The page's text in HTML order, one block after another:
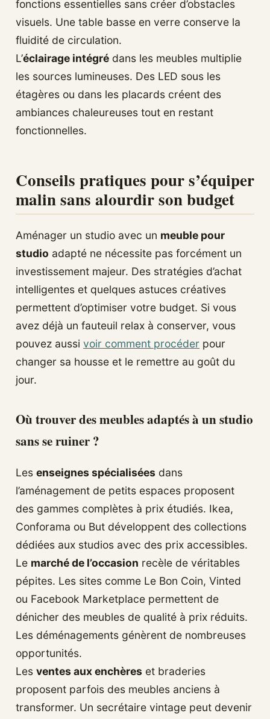
fonctions essentielles sans créer d’obstacles
visuels. Une table basse en verre conserve la
fluidité de circulation.
L’éclairage intégré dans les meubles multiplie
les sources lumineuses. Des LED sous les
étagères ou dans les placards créent des
ambiances chaleureuses tout en restant
fonctionnelles.
Conseils pratiques pour s’équiper
malin sans alourdir son budget
Aménager un studio avec un meuble pour
studio adapté ne nécessite pas forcément un
investissement majeur. Des stratégies d’achat
intelligentes et quelques astuces créatives
permettent d’optimiser votre budget. Si vous
avez déjà un fauteuil relax à conserver, vous
pouvez aussi voir comment procéder pour
changer sa housse et le remettre au goût du
jour.
Où trouver des meubles adaptés à un studio
sans se ruiner ?
Les enseignes spécialisées dans
l’aménagement de petits espaces proposent
des gammes complètes à prix étudiés. Ikea,
Conforama ou But développent des collections
dédiées aux studios avec des prix accessibles.
Le marché de l’occasion recèle de véritables
pépites. Les sites comme Le Bon Coin, Vinted
ou Facebook Marketplace permettent de
dénicher des meubles de qualité à prix réduits.
Les déménagements génèrent de nombreuses
opportunités.
Les ventes aux enchères et braderies
proposent parfois des meubles anciens à
transformer. Un secrétaire vintage peut devenir